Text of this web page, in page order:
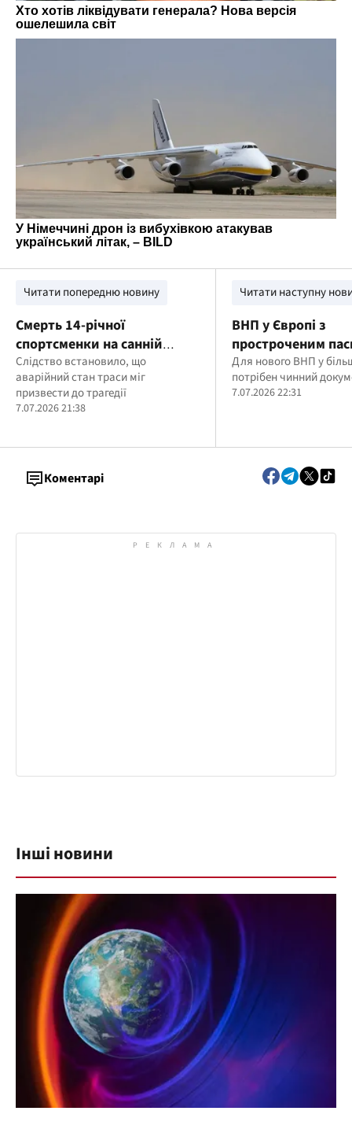
Читати попередню новину
Смерть 14-річної
спортсменки на санній
трасі: перед судом постане
директор спортшколи
Слідство встановило, що
аварійний стан траси міг
призвести до трагедії
7.07.2026 21:38
Читати наступну
ВНП у Європі з
простроченим
що мають знати
кордоном
Для нового ВНП у
потрібен чинний
7.07.2026 22:31
Коментарі
Інші новини